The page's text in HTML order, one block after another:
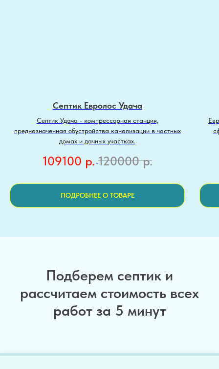
Септик Евролос Удача
Септик Удача - компрессорная станция,
предназначенная обустройства канализации в частных
домах и дачных участках.
109100 р. 120000 р.
ПОДРОБНЕЕ О ТОВАРЕ
Подберем септик и
рассчитаем стоимость всех
работ за 5 минут